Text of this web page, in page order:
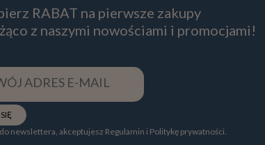
RABAT na pierwsze zakupy
z naszymi nowościami i promocjami!
newslettera, akceptujesz Regulamin i Politykę prywatności.